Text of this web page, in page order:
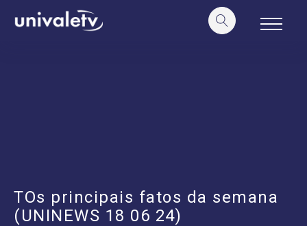
conteúdo
TOs principais fatos da semana
(UNINEWS 18 06 24)